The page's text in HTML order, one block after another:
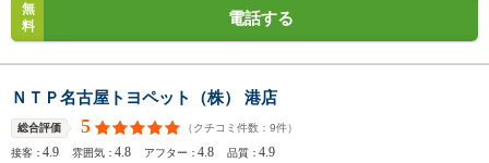
無
料
電話する
ＮＴＰ名古屋トヨペット（株） 港店
総合評価 5 （クチコミ件数： 9件）
接客：4.9 雰囲気：4.8 アフター：4.8 品質：4.9